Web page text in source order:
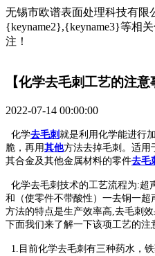
无锡市欧谱表面处理科技有限
{keyname2},{keyname3}等相
注！
【化学去毛刺工艺的注意
2022-07-14 00:00:00
化学去毛刺就是利用化学能进行
脆，再用其他方法去掉毛刺。适用
其合金及其他金属材料的零件去毛
化学去毛刺技术的工艺流程为:超
和（使零件不带酸性）一去铜一超
方法的特点是生产效率高,去毛刺
下面我们来了解一下该项工艺的注
1.目前化学去毛刺有三种药水，